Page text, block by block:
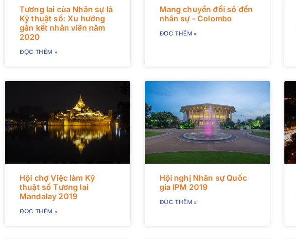
Tương lai của Nhân sự là
Kỹ thuật số: Xu hướng
gắn kết nhân viên năm
2020
ĐỌC THÊM »
Mang chuyển đổi số đến
nhân sự - Colombo
ĐỌC THÊM »
Hội chợ Việc làm Kỹ
thuật số Tương lai
Mandalay 2019
ĐỌC THÊM »
Hội nghị Nhân sự Quốc
gia IPM 2019
ĐỌC THÊM »